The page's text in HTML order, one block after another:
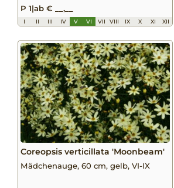
P 1|ab € __,__
I II III IV V VI VII VIII IX X XI XII
Coreopsis verticillata 'Moonbeam'
Mädchenauge, 60 cm, gelb, VI-IX